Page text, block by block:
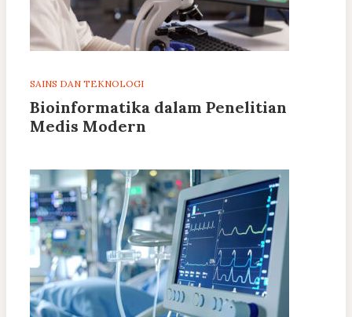
SAINS DAN TEKNOLOGI
Bioinformatika dalam Penelitian
Medis Modern